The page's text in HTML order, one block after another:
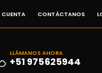
CUENTA CONTÁCTANOS
LLÁMANOS AHORA
+51 975625944